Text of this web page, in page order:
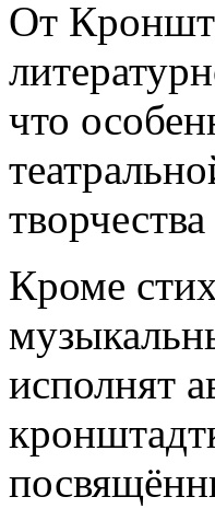
От
что
Кроме
исполнят